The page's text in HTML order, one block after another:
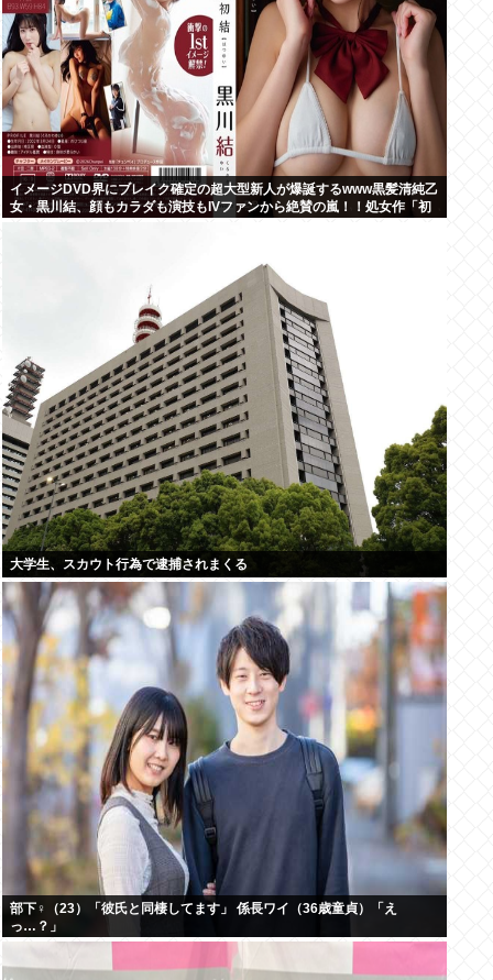
イメージDVD界にブレイク確定の超大型新人が爆誕するwww黒髪清純乙
女・黒川結、顔もカラダも演技もIVファンから絶賛の嵐！！処女作「初
大学生、スカウト行為で逮捕されまくる
部下♀（23）「彼氏と同棲してます」 係長ワイ（36歳童貞）「え
っ…？」